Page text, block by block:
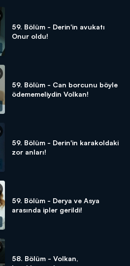
59. Bölüm - Derin'in avukatı
Onur oldu!
59. Bölüm - Can borcunu böyle
ödememeliydin Volkan!
59. Bölüm - Derin'in karakoldaki
zor anları!
59. Bölüm - Derya ve Asya
arasında ipler gerildi!
58. Bölüm - Volkan,